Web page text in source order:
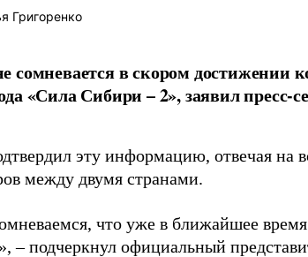
Григоренко
сомневается в скором достижении
«Сила Сибири – 2», заявил пресс-
эту информацию, отвечая на
между двумя странами.
что уже в ближайшее
– подчеркнул официальный